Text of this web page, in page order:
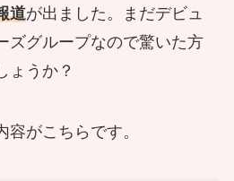
道が出ました。まだデビュ
ズグループなので驚いた方
ょうか？
がこちらです。